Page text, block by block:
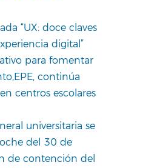
“UX: doce claves
digital”
para fomentar
continúa
centros escolares
universitaria se
del 30 de
de contención del